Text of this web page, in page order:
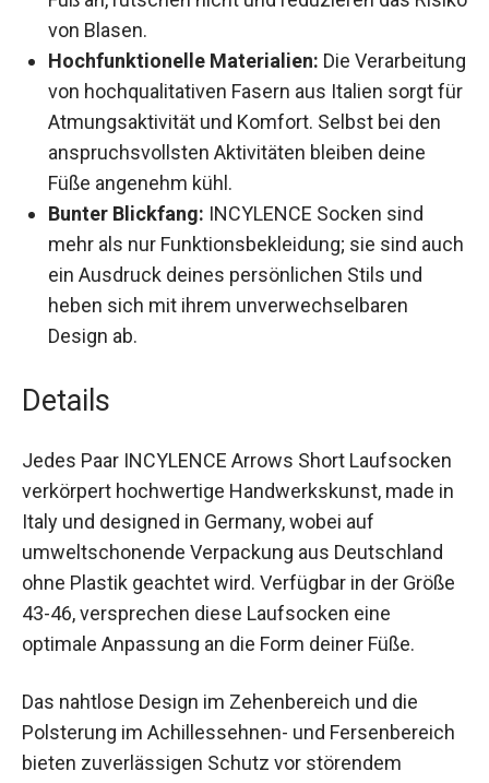
und reduzieren das Risiko von Blasen.
Hochfunktionelle Materialien:
Verarbeitung von hochqualitativen Fasern aus
Italien sorgt für Atmungsaktivität und Komfort.
Selbst bei den anspruchsvollsten Aktivitäten
bleiben deine Füße angenehm kühl.
Bunter Blickfang:INCYLENCE Socken sind
mehr als nur Funktionsbekleidung; sie sind
auch ein Ausdruck deines persönlichen Stils
und heben sich mit ihrem unverwechselbaren
Design ab.
Details
Laufsocken verkörpert hochwertige
Handwerkskunst, made in Italy und designed in
Germany, wobei auf umweltschonende
Verpackung aus Deutschland ohne Plastik
geachtet wird. Verfügbar in der Größe 43-46,
versprechen diese Laufsocken eine optimale
Anpassung an die Form deiner Füße.
Das nahtlose Design im Zehenbereich und die
Polsterung im Achillessehnen- und
Fersenbereich bieten zuverlässigen Schutz vor